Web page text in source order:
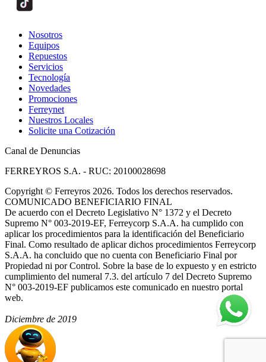
Nosotros
Equipos
Repuestos
Servicios
Tecnología
Novedades
Promociones
Ferreynet
Nuestros Locales
Solicite una Cotización
Canal de Denuncias
FERREYROS S.A. - RUC: 20100028698
Copyright © Ferreyros 2026. Todos los derechos reservados.
COMUNICADO BENEFICIARIO FINAL
De acuerdo con el Decreto Legislativo N° 1372 y el Decreto
Supremo N° 003-2019-EF, Ferreycorp S.A.A. ha cumplido con
aplicar los procedimientos para la identificación del Beneficiario
Final. Como resultado de aplicar dichos procedimientos Ferreycorp
S.A.A. ha concluido que no cuenta con Beneficiario Final por
Propiedad ni por Control. Sobre la base de lo expuesto y en estricto
cumplimiento del numeral 7.3. del artículo 7 del Decreto Supremo
N° 003-2019-EF publicamos este comunicado en nuestro portal
web.
Diciembre de 2019